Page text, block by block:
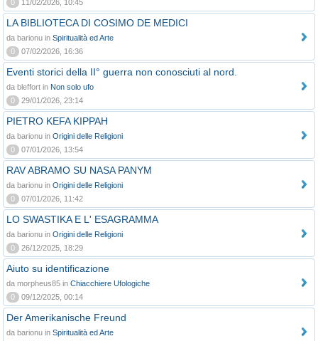
0
11/02/2026, 10:45
LA BIBLIOTECA DI COSIMO DE MEDICI
da barionu in Spiritualità ed Arte
0
07/02/2026, 16:36
Eventi storici della II° guerra non conosciuti al nord.
da bleffort in Non solo ufo
0
29/01/2026, 23:14
PIETRO KEFA KIPPAH
da barionu in Origini delle Religioni
0
07/01/2026, 13:54
RAV ABRAMO SU NASA PANYM
da barionu in Origini delle Religioni
0
07/01/2026, 11:42
LO SWASTIKA E L' ESAGRAMMA
da barionu in Origini delle Religioni
0
26/12/2025, 18:29
Aiuto su identificazione
da morpheus85 in Chiacchiere Ufologiche
0
09/12/2025, 00:14
Der Amerikanische Freund
da barionu in Spiritualità ed Arte